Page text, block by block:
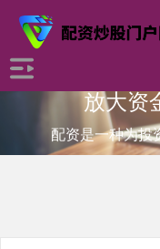
放大资
配资是一种为投